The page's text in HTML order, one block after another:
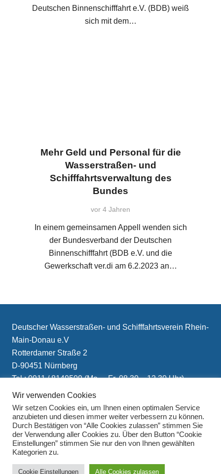
Deutschen Binnenschifffahrt e.V. (BDB) weiß
sich mit dem…
Mehr Geld und Personal für die
Wasserstraßen- und
Schifffahrtsverwaltung des
Bundes
vor 4 Jahren
In einem gemeinsamen Appell wenden sich
der Bundesverband der Deutschen
Binnenschifffahrt (BDB e.V. und die
Gewerkschaft ver.di am 6.2.2023 an…
Deutscher Wasserstraßen- und Schifffahrtsverein Rhein-
Main-Donau e.V
Rotterdamer Straße 2
D-90451 Nürnberg
Tel.: 0911 / 8149509 (Mo. – Fr. 08.30 – 12.30 Uhr)
E-Mail: info(at)schifffahrtsverein.de
Impressum
Wir verwenden Cookies
Wir setzen Cookies ein, um Ihnen einen optimalen Service
anzubieten und diesen immer weiter verbessern zu können.
Durch Bestätigen von “Alle Cookies zulassen” stimmen Sie
der Verwendung aller Cookies zu. Über den Button “Cookie
Einstellungen” stimmen Sie nur den von Ihnen gewählten
Kategorien zu.
Cookie Einstellungen Alle Cookies zulassen